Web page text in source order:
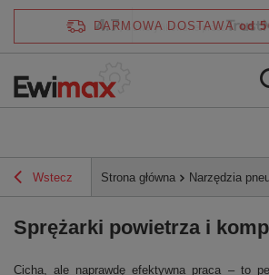
DARMOWA DOSTAWA od
Wstecz Strona główna Narzędzia
Sprężarki powietrza i
Cicha, ale naprawdę efektywna praca – to
4.7/5 zweryfikowane przez